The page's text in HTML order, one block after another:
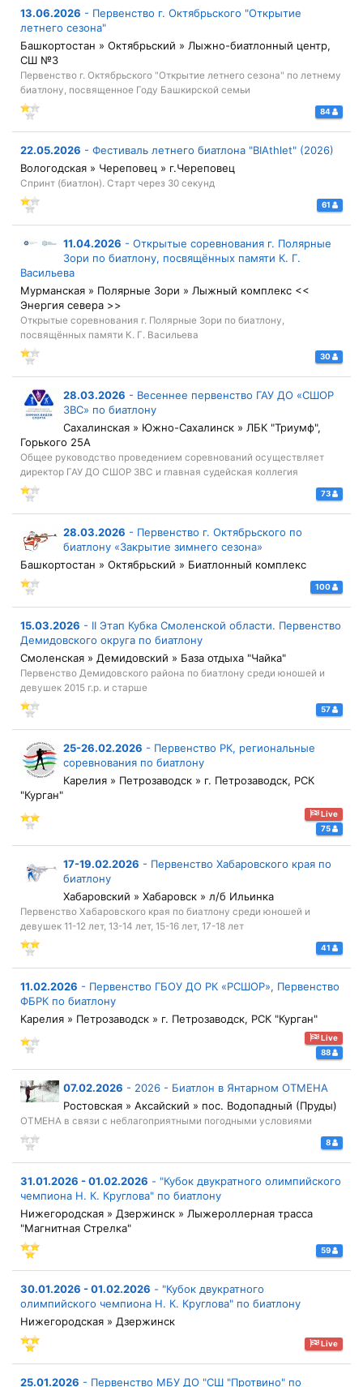
13.06.2026 - Первенство г. Октябрьского "Открытие
летнего сезона"
Башкортостан » Октябрьский » Лыжно-биатлонный центр,
СШ №3
Первенство г. Октябрьского "Открытие летнего сезона" по летнему
биатлону, посвященное Году Башкирской семьи
84
22.05.2026 - Фестиваль летнего биатлона "BIAthlet" (2026)
Вологодская » Череповец » г.Череповец
Спринт (биатлон). Старт через 30 секунд
61
11.04.2026 - Открытые соревнования г. Полярные
Зори по биатлону, посвящённых памяти К. Г.
Васильева
Мурманская » Полярные Зори » Лыжный комплекс <<
Энергия севера >>
Открытые соревнования г. Полярные Зори по биатлону,
посвящённых памяти К. Г. Васильева
30
28.03.2026 - Весеннее первенство ГАУ ДО «СШОР
ЗВС» по биатлону
Сахалинская » Южно-Сахалинск » ЛБК "Триумф",
Горького 25А
Общее руководство проведением соревнований осуществляет
директор ГАУ ДО СШОР ЗВС и главная судейская коллегия
73
28.03.2026 - Первенство г. Октябрьского по
биатлону «Закрытие зимнего сезона»
Башкортостан » Октябрьский » Биатлонный комплекс
100
15.03.2026 - II Этап Кубка Смоленской области. Первенство
Демидовского округа по биатлону
Смоленская » Демидовский » База отдыха "Чайка"
Первенство Демидовского района по биатлону среди юношей и
девушек 2015 г.р. и старше
57
25-26.02.2026 - Первенство РК, региональные
соревнования по биатлону
Карелия » Петрозаводск » г. Петрозаводск, РСК
"Курган"
Live
75
17-19.02.2026 - Первенство Хабаровского края по
биатлону
Хабаровский » Хабаровск » л/б Ильинка
Первенство Хабаровского края по биатлону среди юношей и
девушек 11-12 лет, 13-14 лет, 15-16 лет, 17-18 лет
41
11.02.2026 - Первенство ГБОУ ДО РК «РСШОР», Первенство
ФБРК по биатлону
Карелия » Петрозаводск » г. Петрозаводск, РСК "Курган"
Live
88
07.02.2026 - 2026 - Биатлон в Янтарном ОТМЕНА
Ростовская » Аксайский » пос. Водопадный (Пруды)
ОТМЕНА в связи с неблагоприятными погодными условиями
8
31.01.2026 - 01.02.2026 - "Кубок двукратного олимпийского
чемпиона Н. К. Круглова" по биатлону
Нижегородская » Дзержинск » Лыжероллерная трасса
"Магнитная Стрелка"
59
30.01.2026 - 01.02.2026 - "Кубок двукратного
олимпийского чемпиона Н. К. Круглова" по биатлону
Нижегородская » Дзержинск
Live
25.01.2026 - Первенство МБУ ДО "СШ "Протвино" по